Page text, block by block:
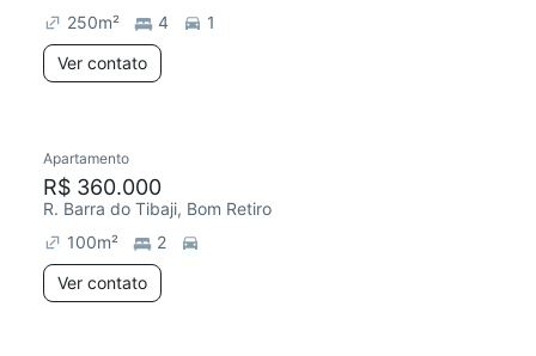
250m² 4
1
Ver contato
Apartamento
R$ 360.000
R. Barra do Tibaji, Bom Retiro
100m²
2
Ver contato